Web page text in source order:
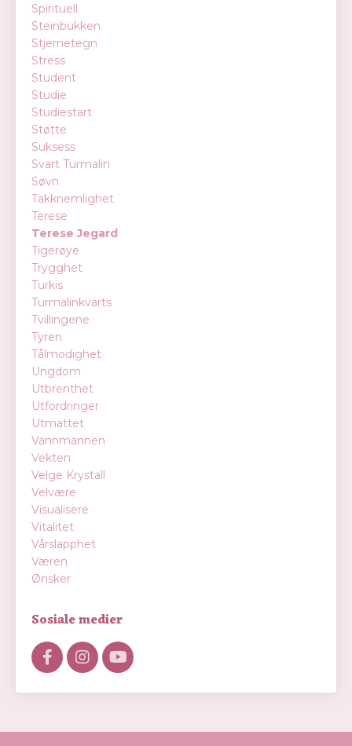
Spirituell
Steinbukken
Stjernetegn
Stress
Student
Studie
Studiestart
Støtte
Suksess
Svart Turmalin
Søvn
Takknemlighet
Terese
Terese Jegard
Tigerøye
Trygghet
Turkis
Turmalinkvarts
Tvillingene
Tyren
Tålmodighet
Ungdom
Utbrenthet
Utfordringer
Utmattet
Vannmannen
Vekten
Velge Krystall
Velvære
Visualisere
Vitalitet
Vårslapphet
Væren
Ønsker
Sosiale medier